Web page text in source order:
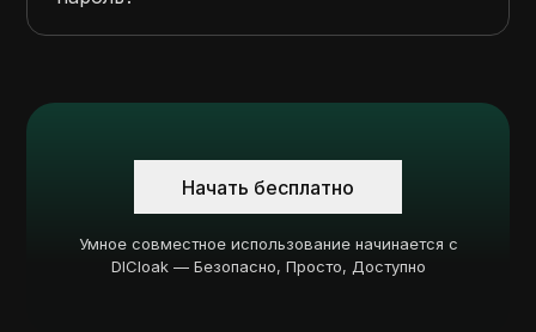
Начать бесплатно
Умное совместное использование начинается с
DICloak — Безопасно, Просто, Доступно